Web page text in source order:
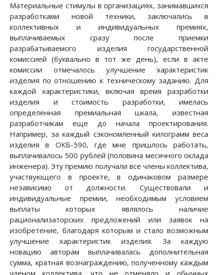
Материальные стимулы в организациях, занимавшихся
разработками новой техники, заключались в
коллективных и индивидуальных премиях,
выплачиваемых сразу после приемки
разрабатываемого изделия государственной
комиссией (буквально в тот же день), если в акте
комиссии отмечалось улучшение характеристик
изделия по отношению к техническому заданию. Для
каждой характеристики, включая время разработки
изделия и стоимость разработки, имелась
определенная премиальная шкала, известная
разработчикам еще до начала проектирования.
Например, за каждый сэкономленный килограмм веса
изделия в ОКБ-590, где мне пришлось работать,
выплачивалось 500 рублей (половина месячного оклада
инженера). Эту премию получали все члены коллектива,
участвующего в проекте, в одинаковом размере
независимо от должности. Существовали и
индивидуальные премии, необходимым условием
выплаты которых являлось наличие
рационализаторских предложений или заявок на
изобретение, благодаря которым и стало возможным
улучшение характеристик изделия. За каждую
новацию авторам выплачивалась дополнительная
сумма, кратная вознаграждению, полученному каждым